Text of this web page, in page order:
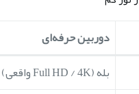
دوربین حرفه‌ای
بله (Full HD / 4K واقعی)